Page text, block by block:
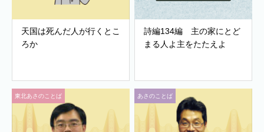
天国は死んだ人が行くとこ
ろか
詩編134編 主の家にとど
まる人よ主をたたえよ
東北あさのことば あさのことば